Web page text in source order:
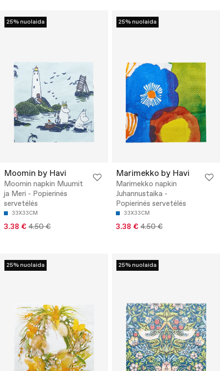
25% nuolaida
Moomin by Havi
Moomin napkin Muumit
ja Meri - Popierinės
servetėlės
33X33CM
3.38 € 4.50 €
25% nuolaida
Marimekko by Havi
Marimekko napkin
Juhannustaika -
Popierinės servetėlės
33X33CM
3.38 € 4.50 €
25% nuolaida 25% nuolaida